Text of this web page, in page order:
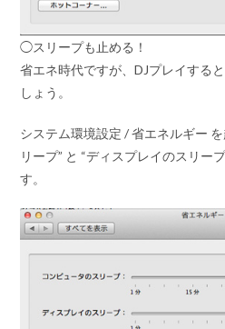
◯スリープも止める！
省エネ時代ですが、DJプレイする
しょう。
システム環境設定 / 省エネルギー
リープ” と “ディスプレイのスリー
す。